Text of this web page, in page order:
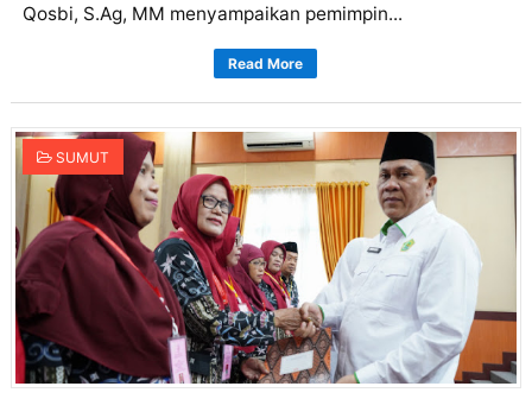
Qosbi, S.Ag, MM menyampaikan pemimpin...
Read More
SUMUT